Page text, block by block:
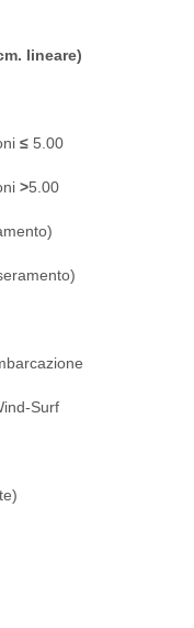
cm. lineare)
incendio
≤ 5.00
>5.00
tesseramento)
imbarcazione
per Wind-Surf
occupante)
occupante)